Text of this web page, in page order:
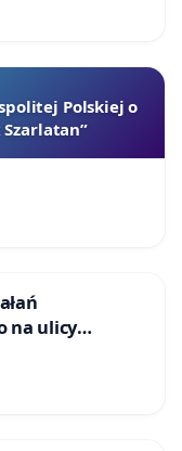
Polskiej o
na ulicy